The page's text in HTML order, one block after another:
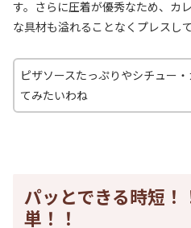
す。さらに圧着が優秀なため、カ
な具材も溢れることなくプレスし
ピザソースたっぷりやシチュー
てみたいわね
パッとできる時短
単！！